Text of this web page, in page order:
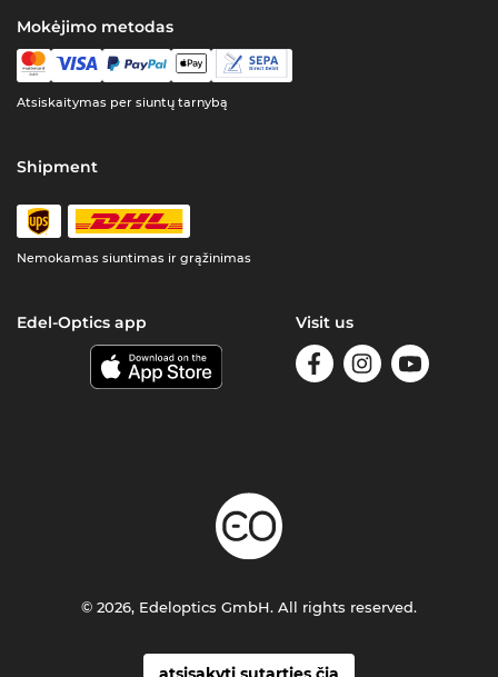
Mokėjimo metodas
Atsiskaitymas per siuntų tarnybą
Shipment
Nemokamas siuntimas ir grąžinimas
Edel-Optics app Visit us
© 2026, Edeloptics GmbH. All rights reserved.